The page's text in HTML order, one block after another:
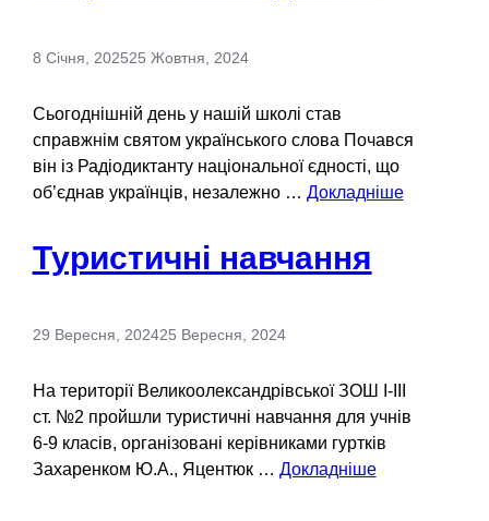
8 Січня, 202525 Жовтня, 2024
Сьогоднішній день у нашій школі став
справжнім святом українського слова Почався
він із Радіодиктанту національної єдності, що
об’єднав українців, незалежно … Докладніше
Туристичні навчання
29 Вересня, 202425 Вересня, 2024
На території Великоолександрівської ЗОШ І-ІІІ
ст. №2 пройшли туристичні навчання для учнів
6-9 класів, організовані керівниками гуртків
Захаренком Ю.А., Яцентюк … Докладніше